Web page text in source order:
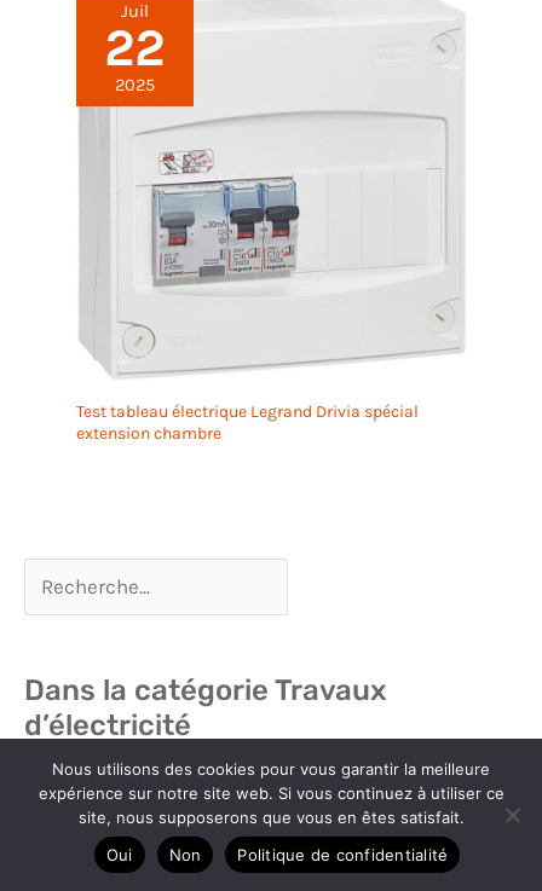
Juil
22
2025
Test tableau électrique Legrand Drivia spécial
extension chambre
Dans la catégorie Travaux
d’électricité
Nous utilisons des cookies pour vous garantir la meilleure
expérience sur notre site web. Si vous continuez à utiliser ce
site, nous supposerons que vous en êtes satisfait.
Oui
Non Politique de confidentialité